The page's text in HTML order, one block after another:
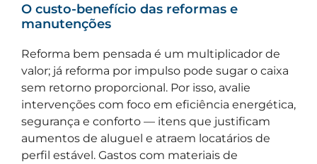
O custo-benefício das reformas e
manutenções
Reforma bem pensada é um multiplicador de
valor; já reforma por impulso pode sugar o caixa
sem retorno proporcional. Por isso, avalie
intervenções com foco em eficiência energética,
segurança e conforto — itens que justificam
aumentos de aluguel e atraem locatários de
perfil estável. Gastos com materiais de